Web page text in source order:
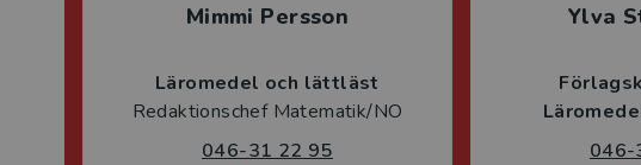
Mimmi Persson
Läromedel och lättläst
Redaktionschef Matematik/NO
046-31 22 95
Ylva
046-